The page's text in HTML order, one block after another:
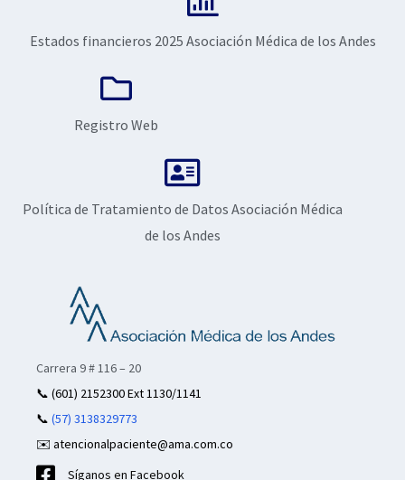
Estados financieros 2025 Asociación Médica de los Andes
Registro Web
Política de Tratamiento de Datos Asociación Médica
de los Andes
Carrera 9 # 116 – 20
📞 (601) 2152300 Ext 1130/1141
📞 (57) 3138329773
✉️ atencionalpaciente@ama.com.co
Síganos en Facebook